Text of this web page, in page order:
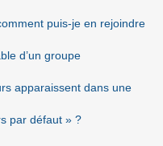
puis-je en rejoindre
d’un groupe
apparaissent dans une
par défaut » ?